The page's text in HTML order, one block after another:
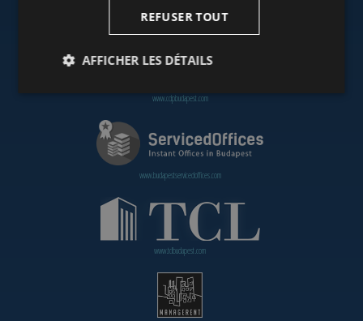
www.cdpbudapest.com
www.budapestservicedoffices.com
www.tclbudapest.com
REFUSER TOUT
AFFICHER LES DÉTAILS